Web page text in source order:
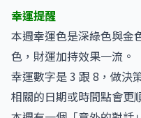
幸運提醒
本週幸運色是深綠色與金
色，財運加持效果一流。
幸運數字是 3 跟 8，做決
相關的日期或時間點會更